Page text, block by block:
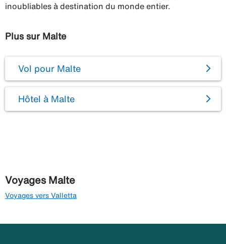
inoubliables à destination du monde entier.
Plus sur Malte
Vol pour Malte
Hôtel à Malte
Voyages Malte
Voyages vers Valletta